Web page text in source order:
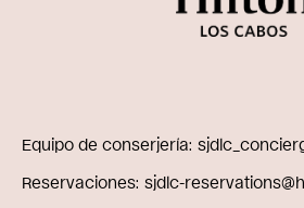
Equipo de conserjería
Reservaciones sjdlc-